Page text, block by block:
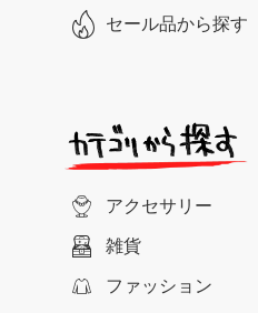
セール品から探す
アクセサリー
雑貨
ファッション